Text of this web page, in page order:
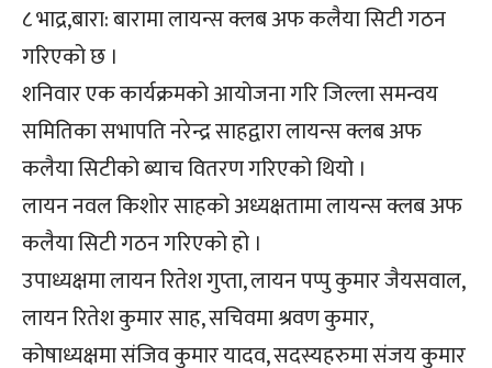
८ भाद्र,बारा: बारामा लायन्स क्लब अफ कलैया सिटी गठन
गरिएको छ ।
शनिवार एक कार्यक्रमको आयोजना गरि जिल्ला समन्वय
समितिका सभापति नरेन्द्र साहद्वारा लायन्स क्लब अफ
कलैया सिटीको ब्याच वितरण गरिएको थियो ।
लायन नवल किशोर साहको अध्यक्षतामा लायन्स क्लब अफ
कलैया सिटी गठन गरिएको हो ।
उपाध्यक्षमा लायन रितेश गुप्ता, लायन पप्पु कुमार जैयसवाल,
लायन रितेश कुमार साह, सचिवमा श्रवण कुमार,
कोषाध्यक्षमा संजिव कुमार यादव, सदस्यहरुमा संजय कुमार